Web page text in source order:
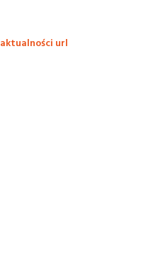
aktualności url